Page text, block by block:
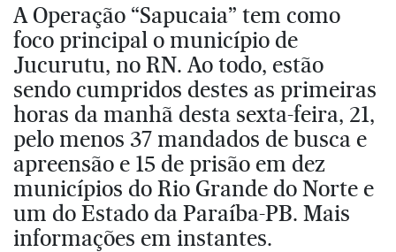
A Operação “Sapucaia” tem como
foco principal o município de
Jucurutu, no RN. Ao todo, estão
sendo cumpridos destes as primeiras
horas da manhã desta sexta-feira, 21,
pelo menos 37 mandados de busca e
apreensão e 15 de prisão em dez
municípios do Rio Grande do Norte e
um do Estado da Paraíba-PB. Mais
informações em instantes.